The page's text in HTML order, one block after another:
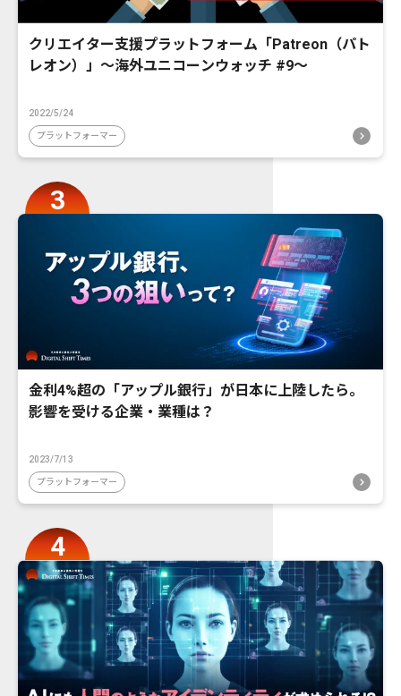
クリエイター支援プラットフォーム「Patreon（パト
レオン）」〜海外ユニコーンウォッチ #9〜
2022/5/24
プラットフォーマー
金利4%超の「アップル銀行」が日本に上陸したら。
影響を受ける企業・業種は？
2023/7/13
プラットフォーマー